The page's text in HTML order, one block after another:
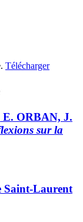
Télécharger
ORBAN, J.
sur la
Saint-Laurent